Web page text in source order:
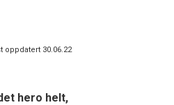
oppdatert 30.06.22
hero helt,